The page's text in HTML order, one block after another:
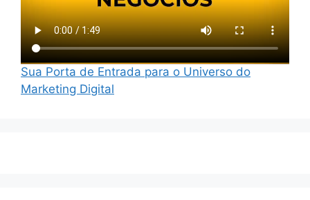
Sua Porta de Entrada para o Universo do
Marketing Digital